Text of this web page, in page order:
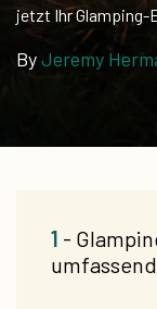
jetzt Ihr Glamping-
ByJeremy
1 -